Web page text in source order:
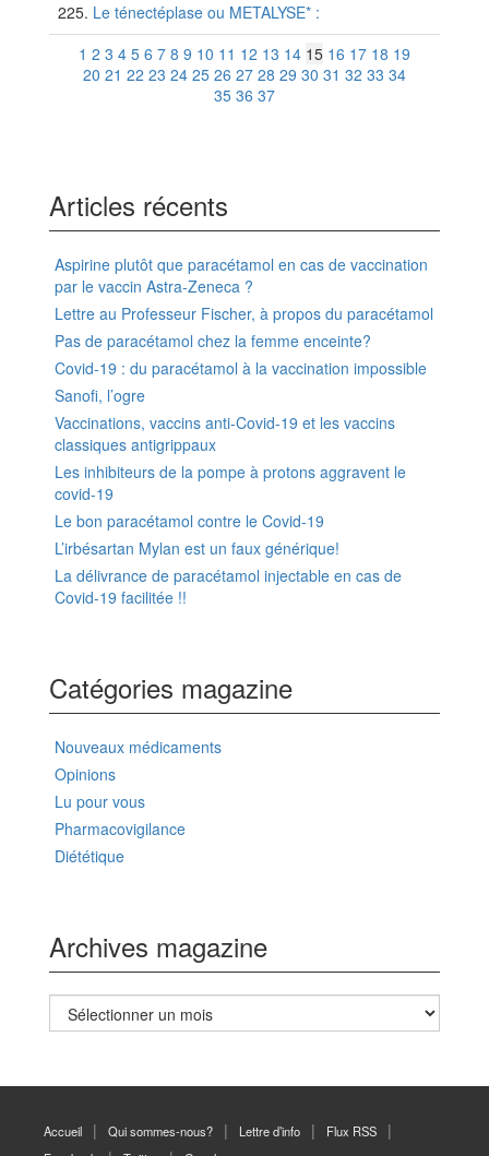
Le ténectéplase ou METALYSE* :
1 2 3 4 5 6 7 8 9 10 11 12 13 14 15 16 17 18 19
20 21 22 23 24 25 26 27 28 29 30 31 32 33 34
35 36 37
Articles récents
Aspirine plutôt que paracétamol en cas de vaccination
par le vaccin Astra-Zeneca ?
Lettre au Professeur Fischer, à propos du paracétamol
Pas de paracétamol chez la femme enceinte?
Covid-19 : du paracétamol à la vaccination impossible
Sanofi, l’ogre
Vaccinations, vaccins anti-Covid-19 et les vaccins
classiques antigrippaux
Les inhibiteurs de la pompe à protons aggravent le
covid-19
Le bon paracétamol contre le Covid-19
L’irbésartan Mylan est un faux générique!
La délivrance de paracétamol injectable en cas de
Covid-19 facilitée !!
Catégories magazine
Nouveaux médicaments
Opinions
Lu pour vous
Pharmacovigilance
Diététique
Archives magazine
Archives
magazine
Accueil Qui sommes-nous? Lettre d’info
Flux RSS